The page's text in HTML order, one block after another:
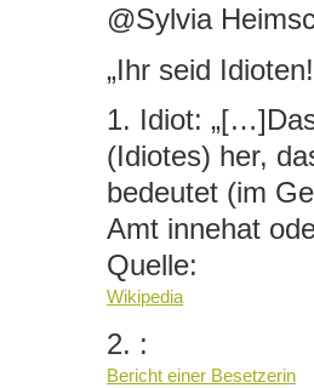
@Sylvia
„Ihr seid
1. Idiot:
(Idiotes) her,
bedeutet (im
Amt innehat
Quelle:
Wikipedia
2. :
Bericht einer Besetzerin